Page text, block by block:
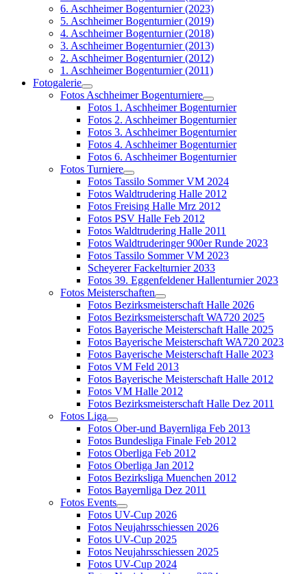
6. Aschheimer Bogenturnier (2023)
5. Aschheimer Bogenturnier (2019)
4. Aschheimer Bogenturnier (2018)
3. Aschheimer Bogenturnier (2013)
2. Aschheimer Bogenturnier (2012)
1. Aschheimer Bogenturnier (2011)
Fotogalerie
Fotos Aschheimer Bogenturniere
Fotos 1. Aschheimer Bogenturnier
Fotos 2. Aschheimer Bogenturnier
Fotos 3. Aschheimer Bogenturnier
Fotos 4. Aschheimer Bogenturnier
Fotos 6. Aschheimer Bogenturnier
Fotos Turniere
Fotos Tassilo Sommer VM 2024
Fotos Waldtrudering Halle 2012
Fotos Freising Halle Mrz 2012
Fotos PSV Halle Feb 2012
Fotos Waldtrudering Halle 2011
Fotos Waldtruderinger 900er Runde 2023
Fotos Tassilo Sommer VM 2023
Scheyerer Fackelturnier 2033
Fotos 39. Eggenfeldener Hallenturnier 2023
Fotos Meisterschaften
Fotos Bezirksmeisterschaft Halle 2026
Fotos Bezirksmeisterschaft WA720 2025
Fotos Bayerische Meisterschaft Halle 2025
Fotos Bayerische Meisterschaft WA720 2023
Fotos Bayerische Meisterschaft Halle 2023
Fotos VM Feld 2013
Fotos Bayerische Meisterschaft Halle 2012
Fotos VM Halle 2012
Fotos Bezirksmeisterschaft Halle Dez 2011
Fotos Liga
Fotos Ober-und Bayernliga Feb 2013
Fotos Bundesliga Finale Feb 2012
Fotos Oberliga Feb 2012
Fotos Oberliga Jan 2012
Fotos Bezirksliga Muenchen 2012
Fotos Bayernliga Dez 2011
Fotos Events
Fotos UV-Cup 2026
Fotos Neujahrsschiessen 2026
Fotos UV-Cup 2025
Fotos Neujahrsschiessen 2025
Fotos UV-Cup 2024